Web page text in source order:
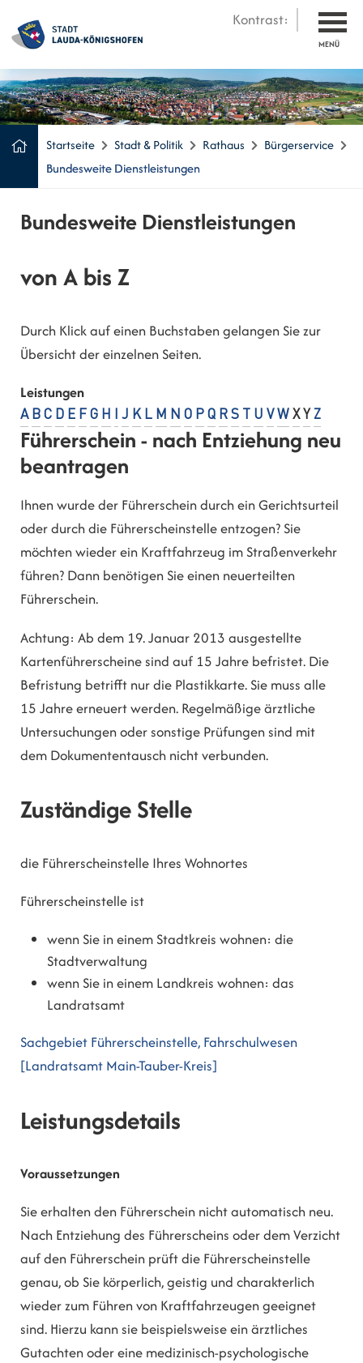
Kontrast:
MENÜ
Startseite Stadt & Politik Rathaus
Bürgerservice
Bundesweite Dienstleistungen
Bundesweite Dienstleistungen
von A bis Z
Durch Klick auf einen Buchstaben gelangen Sie zur
Übersicht der einzelnen Seiten.
Leistungen
A B C D E F G H J K L M N O P Q R S U V W X Y Z
Führerschein - nach Entziehung neu
beantragen
Ihnen wurde der Führerschein durch ein Gerichtsurteil
oder durch die Führerscheinstelle entzogen? Sie
möchten wieder ein Kraftfahrzeug im Straßenverkehr
führen? Dann benötigen Sie einen neuerteilten
Führerschein.
Achtung: Ab dem 19. Januar 2013 ausgestellte
Kartenführerscheine sind auf 15 Jahre befristet. Die
Befristung betrifft nur die Plastikkarte. Sie muss alle
15 Jahre erneuert werden. Regelmäßige ärztliche
Untersuchungen oder sonstige Prüfungen sind mit
dem Dokumententausch nicht verbunden.
Zuständige Stelle
die Führerscheinstelle Ihres Wohnortes
Führerscheinstelle ist
wenn Sie in einem Stadtkreis wohnen: die
Stadtverwaltung
wenn Sie in einem Landkreis wohnen: das
Landratsamt
Sachgebiet Führerscheinstelle, Fahrschulwesen
[Landratsamt Main-Tauber-Kreis]
Leistungsdetails
Voraussetzungen
Sie erhalten den Führerschein nicht automatisch neu.
Nach Entziehung des Führerscheins oder dem Verzicht
auf den Führerschein prüft die Führerscheinstelle
genau, ob Sie körperlich, geistig und charakterlich
wieder zum Führen von Kraftfahrzeugen geeignet
sind. Hierzu kann sie beispielsweise ein ärztliches
Gutachten oder eine medizinisch-psychologische